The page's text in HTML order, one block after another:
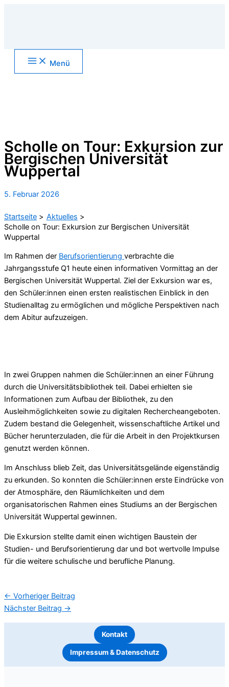
Main
Menu Menü
Scholle on Tour: Exkursion zur
Bergischen Universität
Wuppertal
5. Februar 2026
Startseite
Aktuelles
Scholle on Tour: Exkursion zur Bergischen Universität
Wuppertal
Im Rahmen der Berufsorientierung verbrachte die
Jahrgangsstufe Q1 heute einen informativen Vormittag an der
Bergischen Universität Wuppertal. Ziel der Exkursion war es,
den Schüler:innen einen ersten realistischen Einblick in den
Studienalltag zu ermöglichen und mögliche Perspektiven nach
dem Abitur aufzuzeigen.
In zwei Gruppen nahmen die Schüler:innen an einer Führung
durch die Universitätsbibliothek teil. Dabei erhielten sie
Informationen zum Aufbau der Bibliothek, zu den
Ausleihmöglichkeiten sowie zu digitalen Rechercheangeboten.
Zudem bestand die Gelegenheit, wissenschaftliche Artikel und
Bücher herunterzuladen, die für die Arbeit in den Projektkursen
genutzt werden können.
Im Anschluss blieb Zeit, das Universitätsgelände eigenständig
zu erkunden. So konnten die Schüler:innen erste Eindrücke von
der Atmosphäre, den Räumlichkeiten und dem
organisatorischen Rahmen eines Studiums an der Bergischen
Universität Wuppertal gewinnen.
Die Exkursion stellte damit einen wichtigen Baustein der
Studien- und Berufsorientierung dar und bot wertvolle Impulse
für die weitere schulische und berufliche Planung.
← Vorheriger Beitrag
Nächster Beitrag →
Kontakt
Impressum & Datenschutz